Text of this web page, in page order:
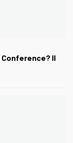
Conference? Il